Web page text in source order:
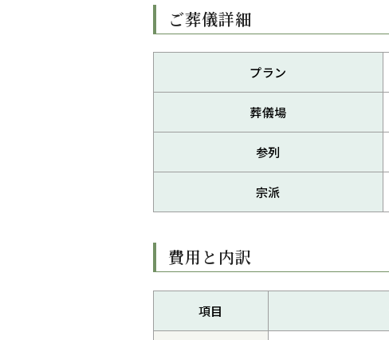
ご葬儀詳細
プラン
葬儀場
参列
宗派
費用と内訳
項目